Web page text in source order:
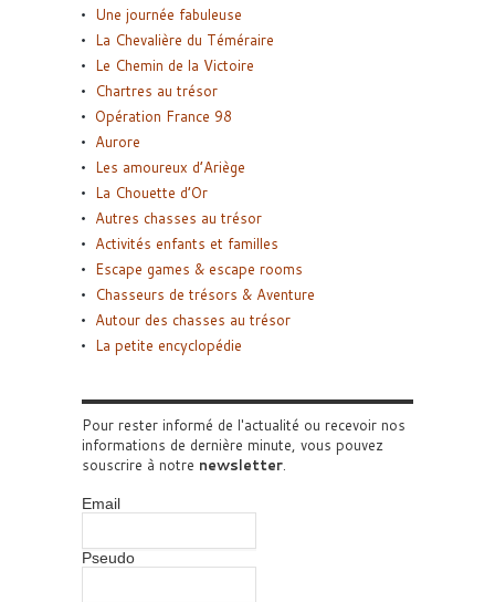
Une journée fabuleuse
La Chevalière du Téméraire
Le Chemin de la Victoire
Chartres au trésor
Opération France 98
Aurore
Les amoureux d’Ariège
La Chouette d’Or
Autres chasses au trésor
Activités enfants et familles
Escape games & escape rooms
Chasseurs de trésors & Aventure
Autour des chasses au trésor
La petite encyclopédie
Pour rester informé de l'actualité ou recevoir nos
informations de dernière minute, vous pouvez
souscrire à notre newsletter.
Email
Pseudo